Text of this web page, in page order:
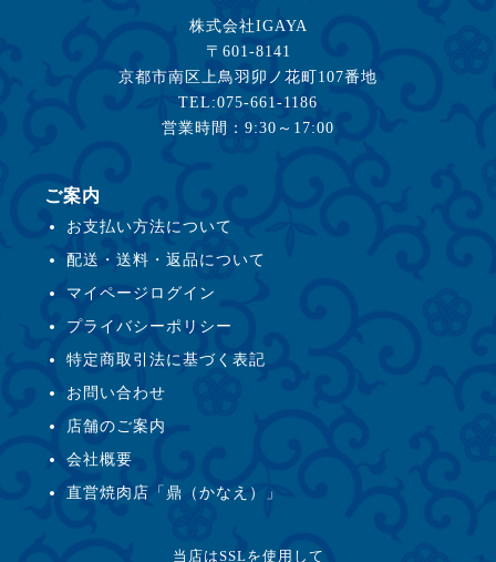
株式会社IGAYA
〒601-8141
京都市南区上鳥羽卯ノ花町107番地
TEL:075-661-1186
営業時間：9:30～17:00
ご案内
お支払い方法について
配送・送料・返品について
マイページログイン
プライバシーポリシー
特定商取引法に基づく表記
お問い合わせ
店舗のご案内
会社概要
直営焼肉店「鼎（かなえ）」
当店はSSLを使用して